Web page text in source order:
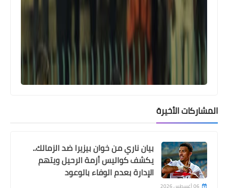
سقطة اعلامية جزائرية في أمم افريقيا ..
المراسل لم يكن يعلم انه على الهواء
المشاركات الأخيرة
بيان ناري من خوان بيزيرا ضد الزمالك..
يكشف كواليس أزمة الرحيل ويتهم
الإدارة بعدم الوفاء بالوعود